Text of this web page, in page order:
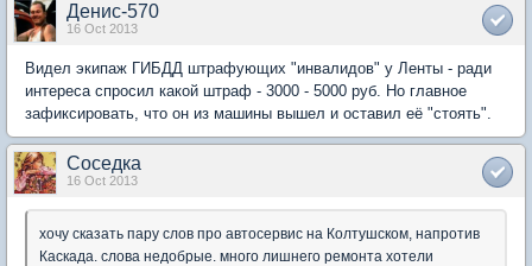
Денис-570
16 Oct 2013
Видел экипаж ГИБДД штрафующих "инвалидов" у Ленты - ради
интереса спросил какой штраф - 3000 - 5000 руб. Но главное
зафиксировать, что он из машины вышел и оставил её "стоять".
Соседка
16 Oct 2013
хочу сказать пару слов про автосервис на Колтушском, напротив
Каскада. слова недобрые. много лишнего ремонта хотели